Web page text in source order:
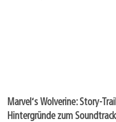
Marvel‘s Wolverine: Story-
Hintergründe zum